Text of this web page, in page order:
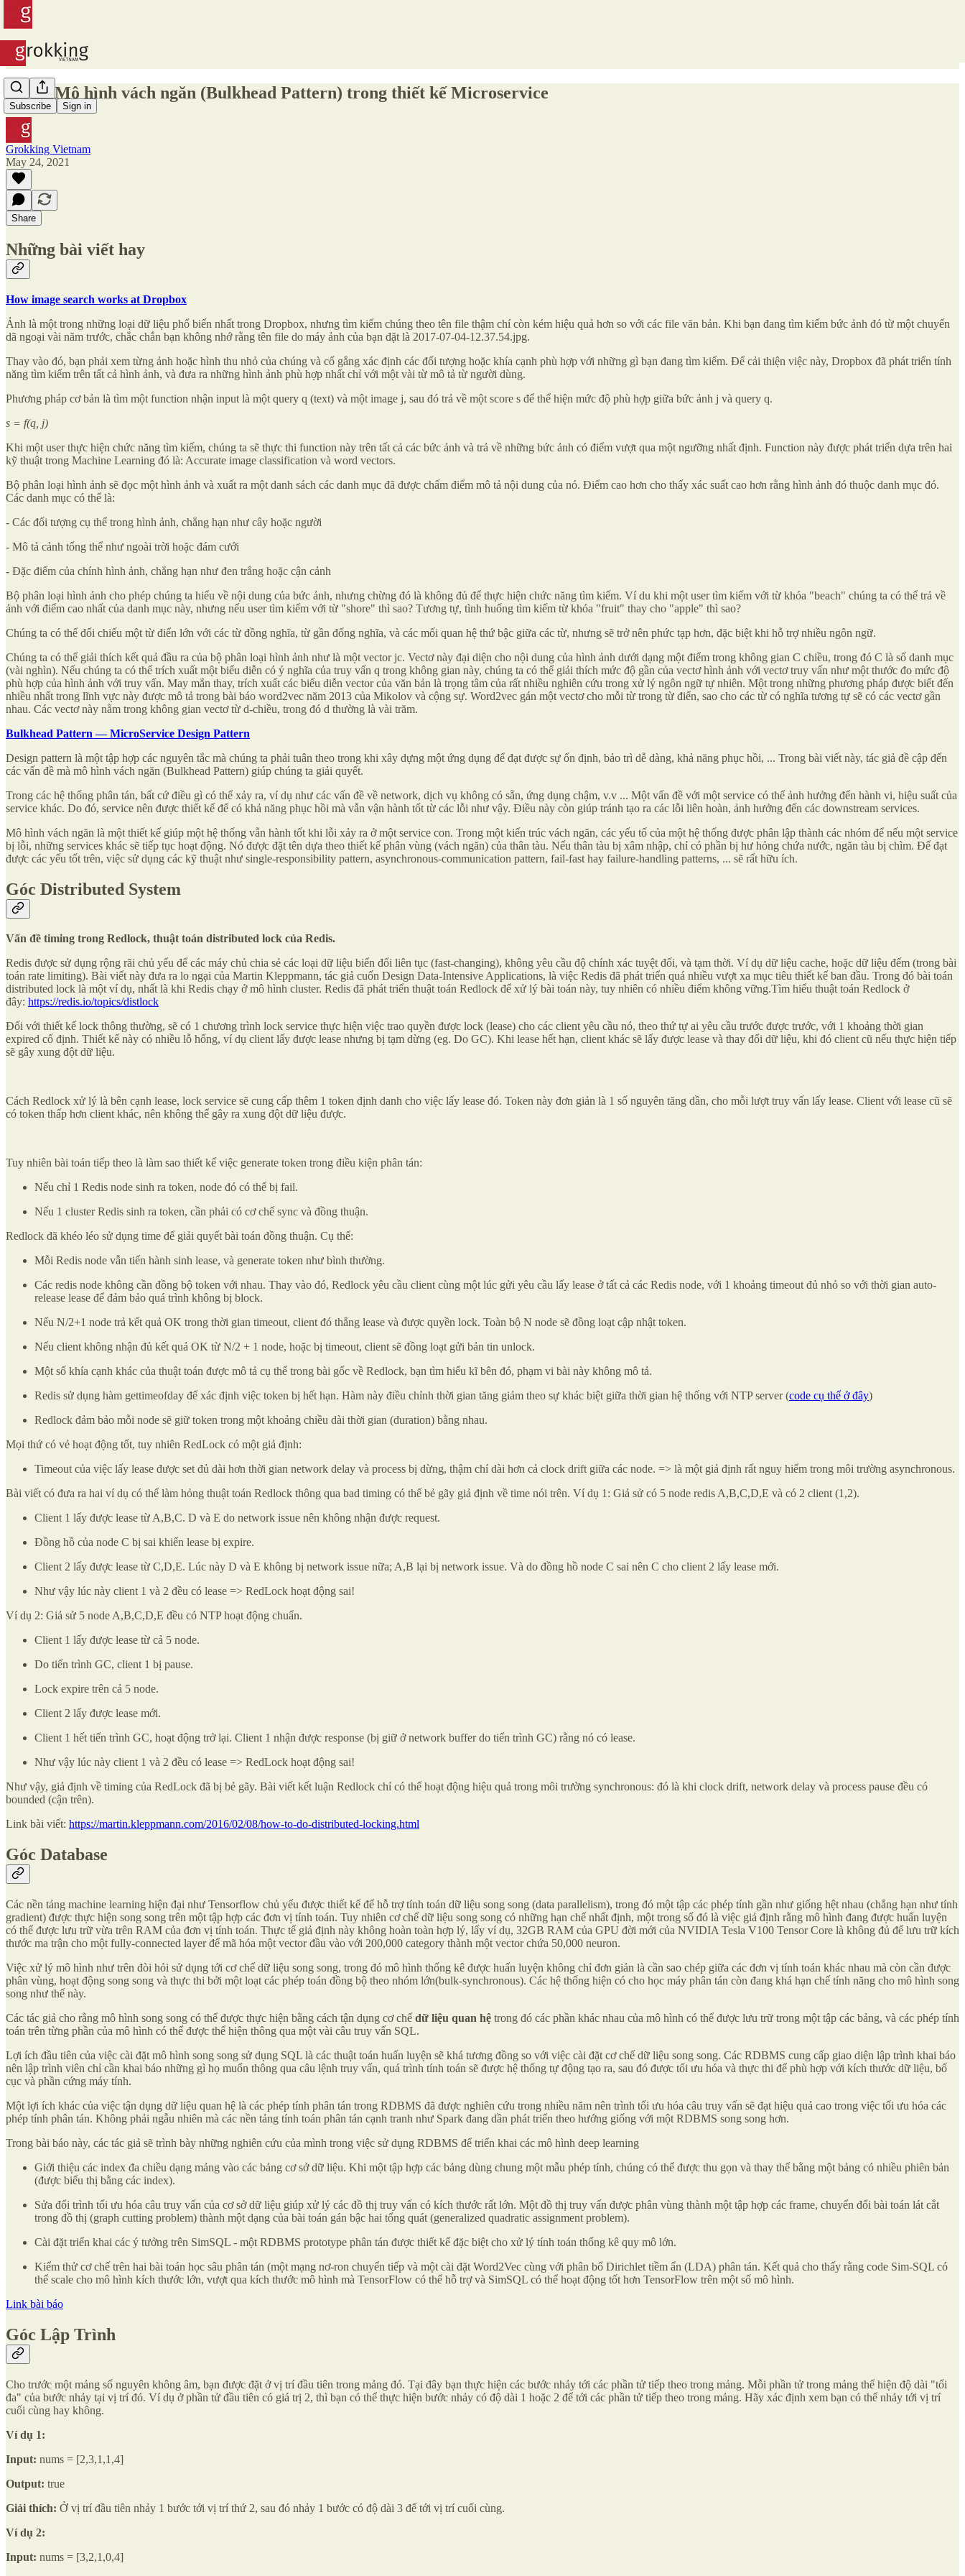
Subscribe Sign in
#172 - Mô hình vách ngăn (Bulkhead Pattern) trong thiết kế Microservice
Grokking Vietnam
May 24, 2021
Share
Những bài viết hay
How image search works at Dropbox
Ảnh là một trong những loại dữ liệu phổ biến nhất trong Dropbox, nhưng tìm kiếm chúng theo tên file thậm chí còn kém hiệu quả hơn so với các file văn bản. Khi bạn đang tìm kiếm bức ảnh đó từ một chuyến
dã ngoại vài năm trước, chắc chắn bạn không nhớ rằng tên file do máy ảnh của bạn đặt là 2017-07-04-12.37.54.jpg.
Thay vào đó, bạn phải xem từng ảnh hoặc hình thu nhỏ của chúng và cố gắng xác định các đối tượng hoặc khía cạnh phù hợp với những gì bạn đang tìm kiếm. Để cải thiện việc này, Dropbox đã phát triển tính
năng tìm kiếm trên tất cả hình ảnh, và đưa ra những hình ảnh phù hợp nhất chỉ với một vài từ mô tả từ người dùng.
Phương pháp cơ bản là tìm một function nhận input là một query q (text) và một image j, sau đó trả về một score s để thể hiện mức độ phù hợp giữa bức ảnh j và query q.
s = f(q, j)
Khi một user thực hiện chức năng tìm kiếm, chúng ta sẽ thực thi function này trên tất cả các bức ảnh và trả về những bức ảnh có điểm vượt qua một ngưỡng nhất định. Function này được phát triển dựa trên hai
kỹ thuật trong Machine Learning đó là: Accurate image classification và word vectors.
Bộ phân loại hình ảnh sẽ đọc một hình ảnh và xuất ra một danh sách các danh mục đã được chấm điểm mô tả nội dung của nó. Điểm cao hơn cho thấy xác suất cao hơn rằng hình ảnh đó thuộc danh mục đó.
Các danh mục có thể là:
- Các đối tượng cụ thể trong hình ảnh, chẳng hạn như cây hoặc người
- Mô tả cảnh tổng thể như ngoài trời hoặc đám cưới
- Đặc điểm của chính hình ảnh, chẳng hạn như đen trắng hoặc cận cảnh
Bộ phân loại hình ảnh cho phép chúng ta hiểu về nội dung của bức ảnh, nhưng chừng đó là không đủ để thực hiện chức năng tìm kiếm. Ví du khi một user tìm kiếm với từ khóa "beach" chúng ta có thể trả về
ảnh với điểm cao nhất của danh mục này, nhưng nếu user tìm kiếm với từ "shore" thì sao? Tương tự, tình huống tìm kiếm từ khóa "fruit" thay cho "apple" thì sao?
Chúng ta có thể đối chiếu một từ điển lớn với các từ đồng nghĩa, từ gần đống nghĩa, và các mối quan hệ thứ bậc giữa các từ, nhưng sẽ trở nên phức tạp hơn, đặc biệt khi hỗ trợ nhiều ngôn ngữ.
Chúng ta có thể giải thích kết quả đầu ra của bộ phân loại hình ảnh như là một vector jc. Vectơ này đại diện cho nội dung của hình ảnh dưới dạng một điểm trong không gian C chiều, trong đó C là số danh mục
(vài nghìn). Nếu chúng ta có thể trích xuất một biểu diễn có ý nghĩa của truy vấn q trong không gian này, chúng ta có thể giải thích mức độ gần của vectơ hình ảnh với vectơ truy vấn như một thước đo mức độ
phù hợp của hình ảnh với truy vấn. May mắn thay, trích xuất các biểu diễn vector của văn bản là trọng tâm của rất nhiều nghiên cứu trong xử lý ngôn ngữ tự nhiên. Một trong những phương pháp được biết đến
nhiều nhất trong lĩnh vực này được mô tả trong bài báo word2vec năm 2013 của Mikolov và cộng sự. Word2vec gán một vectơ cho mỗi từ trong từ điển, sao cho các từ có nghĩa tương tự sẽ có các vectơ gần
nhau. Các vectơ này nằm trong không gian vectơ từ d-chiều, trong đó d thường là vài trăm.
Bulkhead Pattern — MicroService Design Pattern
Design pattern là một tập hợp các nguyên tắc mà chúng ta phải tuân theo trong khi xây dựng một ứng dụng để đạt được sự ổn định, bảo trì dễ dàng, khả năng phục hồi, ... Trong bài viết này, tác giả đề cập đến
các vấn đề mà mô hình vách ngăn (Bulkhead Pattern) giúp chúng ta giải quyết.
Trong các hệ thống phân tán, bất cứ điều gì có thể xảy ra, ví dụ như các vấn đề về network, dịch vụ không có sẵn, ứng dụng chậm, v.v ... Một vấn đề với một service có thể ảnh hưởng đến hành vi, hiệu suất của
service khác. Do đó, service nên được thiết kế để có khả năng phục hồi mà vẫn vận hành tốt từ các lỗi như vậy. Điều này còn giúp tránh tạo ra các lỗi liên hoàn, ảnh hưởng đến các downstream services.
Mô hình vách ngăn là một thiết kế giúp một hệ thống vẫn hành tốt khi lỗi xảy ra ở một service con. Trong một kiến trúc vách ngăn, các yếu tố của một hệ thống được phân lập thành các nhóm để nếu một service
bị lỗi, những services khác sẽ tiếp tục hoạt động. Nó được đặt tên dựa theo thiết kế phân vùng (vách ngăn) của thân tàu. Nếu thân tàu bị xâm nhập, chỉ có phần bị hư hỏng chứa nước, ngăn tàu bị chìm. Để đạt
được các yếu tốt trên, việc sử dụng các kỹ thuật như single-responsibility pattern, asynchronous-communication pattern, fail-fast hay failure-handling patterns, ... sẽ rất hữu ích.
Góc Distributed System
Vấn đề timing trong Redlock, thuật toán distributed lock của Redis.
Redis được sử dụng rộng rãi chủ yếu để các máy chủ chia sẻ các loại dữ liệu biến đổi liên tục (fast-changing), không yêu cầu độ chính xác tuyệt đối, và tạm thời. Ví dụ dữ liệu cache, hoặc dữ liệu đếm (trong bài
toán rate limiting). Bài viết này đưa ra lo ngại của Martin Kleppmann, tác giả cuốn Design Data-Intensive Applications, là việc Redis đã phát triển quá nhiều vượt xa mục tiêu thiết kế ban đầu. Trong đó bài toán
distributed lock là một ví dụ, nhất là khi Redis chạy ở mô hình cluster. Redis đã phát triển thuật toán Redlock để xử lý bài toán này, tuy nhiên có nhiều điểm không vững.Tìm hiểu thuật toán Redlock ở
đây: https://redis.io/topics/distlock
Đối với thiết kế lock thông thường, sẽ có 1 chương trình lock service thực hiện việc trao quyền được lock (lease) cho các client yêu cầu nó, theo thứ tự ai yêu cầu trước được trước, với 1 khoảng thời gian
expired cố định. Thiết kế này có nhiều lỗ hổng, ví dụ client lấy được lease nhưng bị tạm dừng (eg. Do GC). Khi lease hết hạn, client khác sẽ lấy được lease và thay đổi dữ liệu, khi đó client cũ nếu thực hiện tiếp
sẽ gây xung đột dữ liệu.
Cách Redlock xử lý là bên cạnh lease, lock service sẽ cung cấp thêm 1 token định danh cho việc lấy lease đó. Token này đơn giản là 1 số nguyên tăng dần, cho mỗi lượt truy vấn lấy lease. Client với lease cũ sẽ
có token thấp hơn client khác, nên không thể gây ra xung đột dữ liệu được.
Tuy nhiên bài toán tiếp theo là làm sao thiết kế việc generate token trong điều kiện phân tán:
Nếu chỉ 1 Redis node sinh ra token, node đó có thể bị fail.
Nếu 1 cluster Redis sinh ra token, cần phải có cơ chế sync và đồng thuận.
Redlock đã khéo léo sử dụng time để giải quyết bài toán đồng thuận. Cụ thể:
Mỗi Redis node vẫn tiến hành sinh lease, và generate token như bình thường.
Các redis node không cần đồng bộ token với nhau. Thay vào đó, Redlock yêu cầu client cùng một lúc gửi yêu cầu lấy lease ở tất cả các Redis node, với 1 khoảng timeout đủ nhỏ so với thời gian auto-
release lease để đảm bảo quá trình không bị block.
Nếu N/2+1 node trả kết quả OK trong thời gian timeout, client đó thắng lease và được quyền lock. Toàn bộ N node sẽ đồng loạt cập nhật token.
Nếu client không nhận đủ kết quả OK từ N/2 + 1 node, hoặc bị timeout, client sẽ đồng loạt gửi bản tin unlock.
Một số khía cạnh khác của thuật toán được mô tả cụ thể trong bài gốc về Redlock, bạn tìm hiểu kĩ bên đó, phạm vi bài này không mô tả.
Redis sử dụng hàm gettimeofday để xác định việc token bị hết hạn. Hàm này điều chỉnh thời gian tăng giảm theo sự khác biệt giữa thời gian hệ thống với NTP server (code cụ thể ở đây)
Redlock đảm bảo mỗi node sẽ giữ token trong một khoảng chiều dài thời gian (duration) bằng nhau.
Mọi thứ có vẻ hoạt động tốt, tuy nhiên RedLock có một giả định:
Timeout của việc lấy lease được set đủ dài hơn thời gian network delay và process bị dừng, thậm chí dài hơn cả clock drift giữa các node. => là một giả định rất nguy hiểm trong môi trường asynchronous.
Bài viết có đưa ra hai ví dụ có thể làm hỏng thuật toán Redlock thông qua bad timing có thể bẻ gãy giả định về time nói trên. Ví dụ 1: Giả sử có 5 node redis A,B,C,D,E và có 2 client (1,2).
Client 1 lấy được lease từ A,B,C. D và E do network issue nên không nhận được request.
Đồng hồ của node C bị sai khiến lease bị expire.
Client 2 lấy được lease từ C,D,E. Lúc này D và E không bị network issue nữa; A,B lại bị network issue. Và do đồng hồ node C sai nên C cho client 2 lấy lease mới.
Như vậy lúc này client 1 và 2 đều có lease => RedLock hoạt động sai!
Ví dụ 2: Giả sử 5 node A,B,C,D,E đều có NTP hoạt động chuẩn.
Client 1 lấy được lease từ cả 5 node.
Do tiến trình GC, client 1 bị pause.
Lock expire trên cả 5 node.
Client 2 lấy được lease mới.
Client 1 hết tiến trình GC, hoạt động trở lại. Client 1 nhận được response (bị giữ ở network buffer do tiến trình GC) rằng nó có lease.
Như vậy lúc này client 1 và 2 đều có lease => RedLock hoạt động sai!
Như vậy, giả định về timing của RedLock đã bị bẻ gãy. Bài viết kết luận Redlock chỉ có thể hoạt động hiệu quả trong môi trường synchronous: đó là khi clock drift, network delay và process pause đều có
bounded (cận trên).
Link bài viết: https://martin.kleppmann.com/2016/02/08/how-to-do-distributed-locking.html
Góc Database
Các nền tảng machine learning hiện đại như Tensorflow chủ yếu được thiết kế để hỗ trợ tính toán dữ liệu song song (data parallelism), trong đó một tập các phép tính gần như giống hệt nhau (chẳng hạn như tính
gradient) được thực hiện song song trên một tập hợp các đơn vị tính toán. Tuy nhiên cơ chế dữ liệu song song có những hạn chế nhất định, một trong số đó là việc giả định rằng mô hình đang được huấn luyện
có thể được lưu trữ vừa trên RAM của đơn vị tính toán. Thực tế giả định này không hoàn toàn hợp lý, lấy ví dụ, 32GB RAM của GPU đời mới của NVIDIA Tesla V100 Tensor Core là không đủ để lưu trữ kích
thước ma trận cho một fully-connected layer để mã hóa một vector đầu vào với 200,000 category thành một vector chứa 50,000 neuron.
Việc xử lý mô hình như trên đòi hỏi sử dụng tới cơ chế dữ liệu song song, trong đó mô hình thống kê được huấn luyện không chỉ đơn giản là cần sao chép giữa các đơn vị tính toán khác nhau mà còn cần được
phân vùng, hoạt động song song và thực thi bởi một loạt các phép toán đồng bộ theo nhóm lớn(bulk-synchronous). Các hệ thống hiện có cho học máy phân tán còn đang khá hạn chế tính năng cho mô hình song
song như thế này.
Các tác giả cho rằng mô hình song song có thể được thực hiện bằng cách tận dụng cơ chế dữ liệu quan hệ trong đó các phần khác nhau của mô hình có thể được lưu trữ trong một tập các bảng, và các phép tính
toán trên từng phần của mô hình có thể được thể hiện thông qua một vài câu truy vấn SQL.
Lợi ích đầu tiên của việc cài đặt mô hình song song sử dụng SQL là các thuật toán huấn luyện sẽ khá tương đồng so với việc cài đặt cơ chế dữ liệu song song. Các RDBMS cung cấp giao diện lập trình khai báo
nên lập trình viên chỉ cần khai báo những gì họ muốn thông qua câu lệnh truy vấn, quá trình tính toán sẽ được hệ thống tự động tạo ra, sau đó được tối ưu hóa và thực thi để phù hợp với kích thước dữ liệu, bố
cục và phần cứng máy tính.
Một lợi ích khác của việc tận dụng dữ liệu quan hệ là các phép tính phân tán trong RDBMS đã được nghiên cứu trong nhiều năm nên trình tối ưu hóa câu truy vấn sẽ đạt hiệu quả cao trong việc tối ưu hóa các
phép tính phân tán. Không phải ngẫu nhiên mà các nền tảng tính toán phân tán cạnh tranh như Spark đang dần phát triển theo hướng giống với một RDBMS song song hơn.
Trong bài báo này, các tác giả sẽ trình bày những nghiên cứu của mình trong việc sử dụng RDBMS để triển khai các mô hình deep learning
Giới thiệu các index đa chiều dạng mảng vào các bảng cơ sở dữ liệu. Khi một tập hợp các bảng dùng chung một mẫu phép tính, chúng có thể được thu gọn và thay thế bằng một bảng có nhiều phiên bản
(được biểu thị bằng các index).
Sửa đổi trình tối ưu hóa câu truy vấn của cơ sở dữ liệu giúp xử lý các đồ thị truy vấn có kích thước rất lớn. Một đồ thị truy vấn được phân vùng thành một tập hợp các frame, chuyển đổi bài toán lát cắt
trong đồ thị (graph cutting problem) thành một dạng của bài toán gán bậc hai tổng quát (generalized quadratic assignment problem).
Cài đặt triển khai các ý tưởng trên SimSQL - một RDBMS prototype phân tán được thiết kế đặc biệt cho xử lý tính toán thống kê quy mô lớn.
Kiểm thử cơ chế trên hai bài toán học sâu phân tán (một mạng nơ-ron chuyển tiếp và một cài đặt Word2Vec cùng với phân bổ Dirichlet tiềm ẩn (LDA) phân tán. Kết quả cho thấy rằng code Sim-SQL có
thể scale cho mô hình kích thước lớn, vượt qua kích thước mô hình mà TensorFlow có thể hỗ trợ và SimSQL có thể hoạt động tốt hơn TensorFlow trên một số mô hình.
Link bài báo
Góc Lập Trình
Cho trước một mảng số nguyên không âm, bạn được đặt ở vị trí đầu tiên trong mảng đó. Tại đây bạn thực hiện các bước nhảy tới các phần tử tiếp theo trong mảng. Mỗi phần tử trong mảng thể hiện độ dài "tối
đa" của bước nhảy tại vị trí đó. Ví dụ ở phần tử đầu tiên có giá trị 2, thì bạn có thể thực hiện bước nhảy có độ dài 1 hoặc 2 để tới các phần tử tiếp theo trong mảng. Hãy xác định xem bạn có thể nhảy tới vị trí
cuối cùng hay không.
Ví dụ 1:
Input: nums = [2,3,1,1,4]
Output: true
Giải thích: Ở vị trí đầu tiên nhảy 1 bước tới vị trí thứ 2, sau đó nhảy 1 bước có độ dài 3 để tới vị trí cuối cùng.
Ví dụ 2:
Input: nums = [3,2,1,0,4]